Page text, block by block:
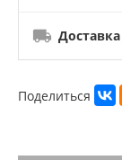
Доставка
Поделиться